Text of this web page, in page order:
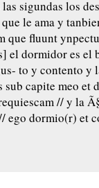
sigundas los
le ama y
que fluunt
el dormidor es el
to y contento y
capite meo et
// y la
ego dormio(r) et